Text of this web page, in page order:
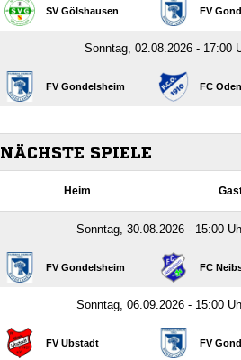
SV Gölshausen FV
Sonntag, 02.08.2026 - 17:00
FV Gondelsheim FC
NÄCHSTE SPIELE
Heim
Sonntag, 30.08.2026 - 15:00
FV Gondelsheim FC
Sonntag, 06.09.2026 - 15:00
FV Ubstadt FV